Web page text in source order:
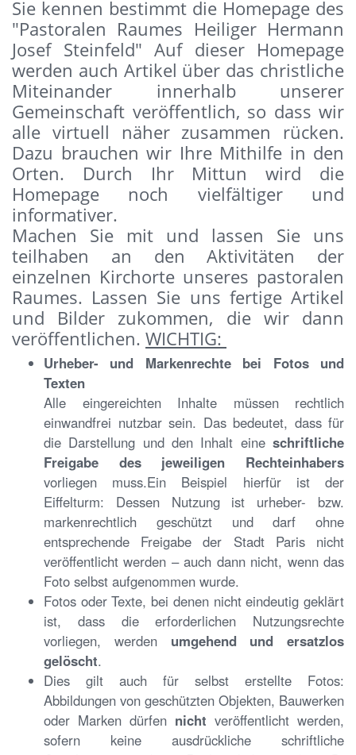
Sie kennen bestimmt die Homepage des
"Pastoralen Raumes Heiliger Hermann
Josef Steinfeld" Auf dieser Homepage
werden auch Artikel über das christliche
Miteinander innerhalb unserer
Gemeinschaft veröffentlich, so dass wir
alle virtuell näher zusammen rücken.
Dazu brauchen wir Ihre Mithilfe in den
Orten. Durch Ihr Mittun wird die
Homepage noch vielfältiger und
informativer.
Machen Sie mit und lassen Sie uns
teilhaben an den Aktivitäten der
einzelnen Kirchorte unseres pastoralen
Raumes. Lassen Sie uns fertige Artikel
und Bilder zukommen, die wir dann
veröffentlichen. WICHTIG:
Urheber- und Markenrechte bei Fotos und
Texten
Alle eingereichten Inhalte müssen rechtlich
einwandfrei nutzbar sein. Das bedeutet, dass für
die Darstellung und den Inhalt eine schriftliche
Freigabe des jeweiligen Rechteinhabers
vorliegen muss.Ein Beispiel hierfür ist der
Eiffelturm: Dessen Nutzung ist urheber- bzw.
markenrechtlich geschützt und darf ohne
entsprechende Freigabe der Stadt Paris nicht
veröffentlicht werden – auch dann nicht, wenn das
Foto selbst aufgenommen wurde.
Fotos oder Texte, bei denen nicht eindeutig geklärt
ist, dass die erforderlichen Nutzungsrechte
vorliegen, werden umgehend und ersatzlos
gelöscht.
Dies gilt auch für selbst erstellte Fotos:
Abbildungen von geschützten Objekten, Bauwerken
oder Marken dürfen nicht veröffentlicht werden,
sofern keine ausdrückliche schriftliche